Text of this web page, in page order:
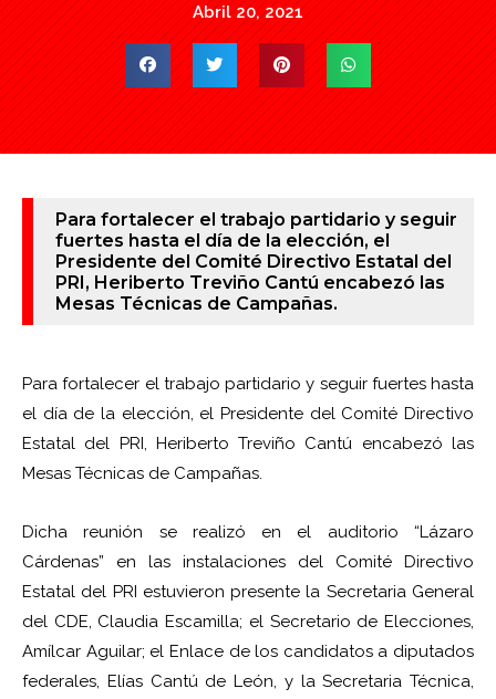
Abril 20, 2021
Para fortalecer el trabajo partidario y seguir
fuertes hasta el día de la elección, el
Presidente del Comité Directivo Estatal del
PRI, Heriberto Treviño Cantú encabezó las
Mesas Técnicas de Campañas.
Para fortalecer el trabajo partidario y seguir fuertes hasta
el día de la elección, el Presidente del Comité Directivo
Estatal del PRI, Heriberto Treviño Cantú encabezó las
Mesas Técnicas de Campañas.
Dicha reunión se realizó en el auditorio “Lázaro
Cárdenas” en las instalaciones del Comité Directivo
Estatal del PRI estuvieron presente la Secretaria General
del CDE, Claudia Escamilla; el Secretario de Elecciones,
Amílcar Aguilar; el Enlace de los candidatos a diputados
federales, Elías Cantú de León, y la Secretaria Técnica,